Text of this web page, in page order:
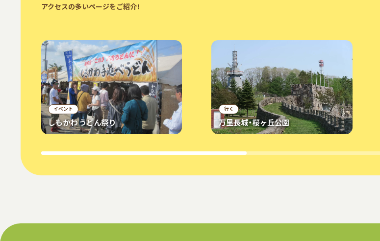
アクセスの多いページをご紹介！
イベント
しもかわ うどん祭り
行く
万里長城・桜ヶ丘公園